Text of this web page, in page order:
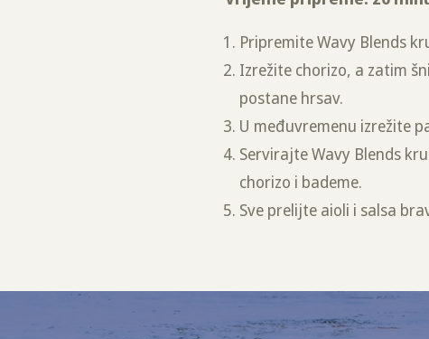
Pripremite Wavy Blends
Izrežite chorizo, a zatim
postane hrsav.
U međuvremenu izrežite
Servirajte Wavy Blends
chorizo i bademe.
Sve prelijte aioli i salsa